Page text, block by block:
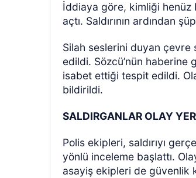
İddiaya göre, kimliği henüz
açtı. Saldırının ardından
Silah seslerini duyan çevre
edildi. Sözcü’nün haberine
isabet ettiği tespit edildi.
bildirildi.
SALDIRGANLAR OLAY
Polis ekipleri, saldırıyı
yönlü inceleme başlattı.
asayiş ekipleri de güvenlik